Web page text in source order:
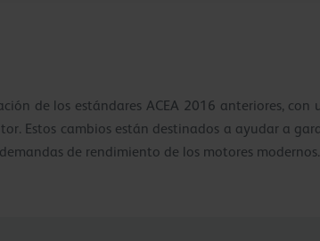
de los estándares ACEA 2016 anteriores, con
Estos cambios están destinados a ayudar a
de rendimiento de los motores modernos.